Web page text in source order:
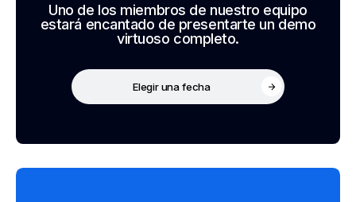
Uno de los miembros de nuestro equipo
estará encantado de presentarte un demo
virtuoso completo.
Elegir una fecha